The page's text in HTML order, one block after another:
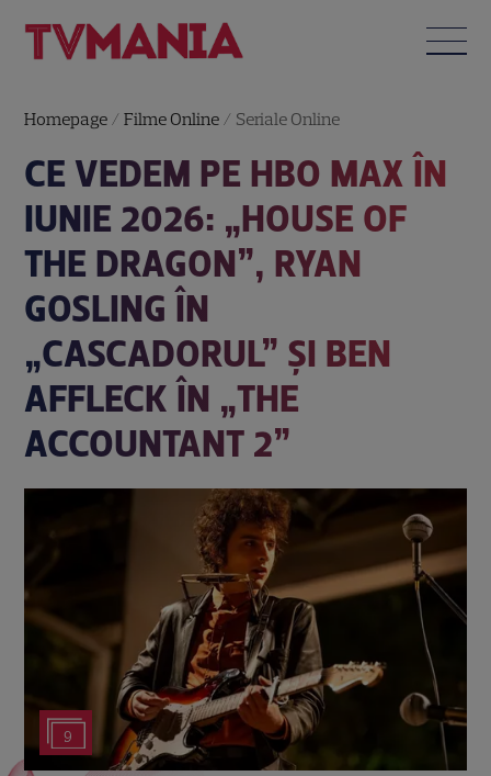
Homepage /Filme Online / Seriale Online
CE VEDEM PE HBO MAX ÎN
IUNIE 2026: „HOUSE OF
THE DRAGON”, RYAN
GOSLING ÎN
„CASCADORUL” ȘI BEN
AFFLECK ÎN „THE
ACCOUNTANT 2”
9